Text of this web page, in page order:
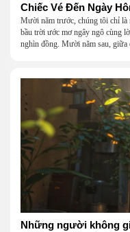
Chiếc Vé Đến Ngày
Mười năm trước, chúng tôi chỉ
bầu trời ước mơ ngây ngô cùng
nghìn đồng. Mười năm sau, giữa
Những người không